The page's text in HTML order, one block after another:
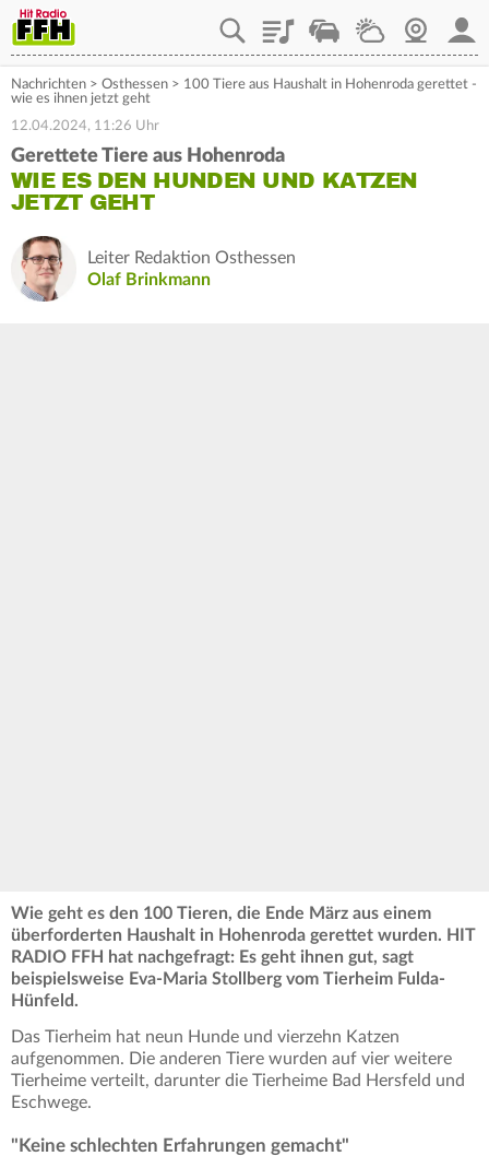
PlaylistStaupilotWetterWebcam
Nachrichten > Osthessen > 100 Tiere aus Haushalt in Hohenroda gerettet -
wie es ihnen jetzt geht
12.04.2024, 11:26 Uhr
Gerettete Tiere aus Hohenroda
WIE ES DEN HUNDEN UND KATZEN
JETZT GEHT
Leiter Redaktion Osthessen
Olaf Brinkmann
Wie geht es den 100 Tieren, die Ende März aus einem
überforderten Haushalt in Hohenroda gerettet wurden. HIT
RADIO FFH hat nachgefragt: Es geht ihnen gut, sagt
beispielsweise Eva-Maria Stollberg vom Tierheim Fulda-
Hünfeld.
Das Tierheim hat neun Hunde und vierzehn Katzen
aufgenommen. Die anderen Tiere wurden auf vier weitere
Tierheime verteilt, darunter die Tierheime Bad Hersfeld und
Eschwege.
"Keine schlechten Erfahrungen gemacht"